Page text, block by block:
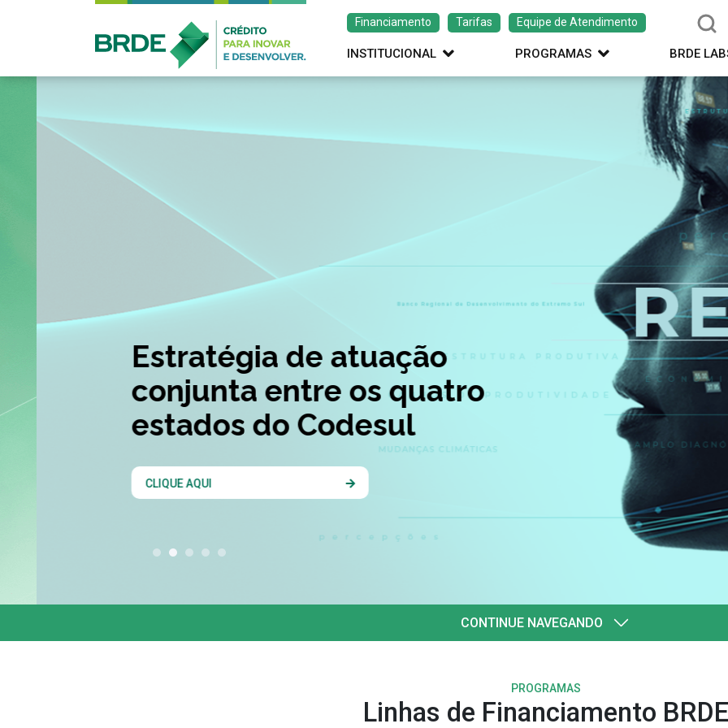
Financiamento Tarifas Equipe de Atendimento
INSTITUCIONAL PROGRAMAS BRDE
Estratégia de atuação
conjunta entre os quatro
estados do Codesul
CLIQUE AQUI
CONTINUE NAVEGANDO
PROGRAMAS
Linhas de Financiamento BRDE